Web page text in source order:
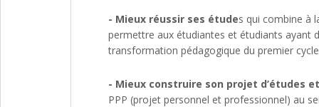
- Mieux réussir ses études qui combine à
permettre aux étudiantes et étudiants ayant
transformation pédagogique du premier
- Mieux construire son projet d’études
PPP (projet personnel et professionnel) au